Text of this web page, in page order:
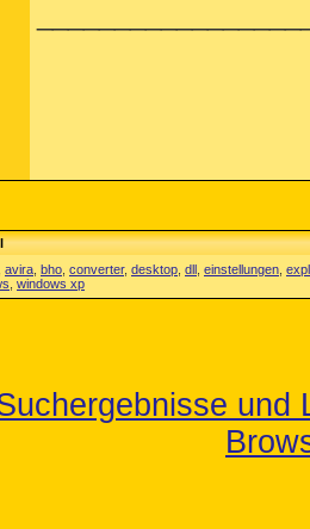
avira bho converter, desktop dll einstellungen
windows xp
und